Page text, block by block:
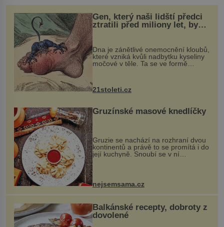
Gen, který naši lidští předci
ztratili před miliony let, by
mohl pomoci s léčbou
„nemoci králů“
Dna je zánětlivé onemocnění kloubů,
které vzniká kvůli nadbytku kyseliny
močové v těle. Ta se ve formě
nohou, a způsobuje bole...
21stoleti.cz
Gruzínské masové knedlíčky
Gruzie se nachází na rozhraní dvou
kontinentů a právě to se promítá i do
její kuchyně. Snoubí se v ní
evropské a asijské chutě a díky tomu
pokrmy, které rozhodně st...
nejsemsama.cz
Balkánské recepty, dobroty z
dovolené